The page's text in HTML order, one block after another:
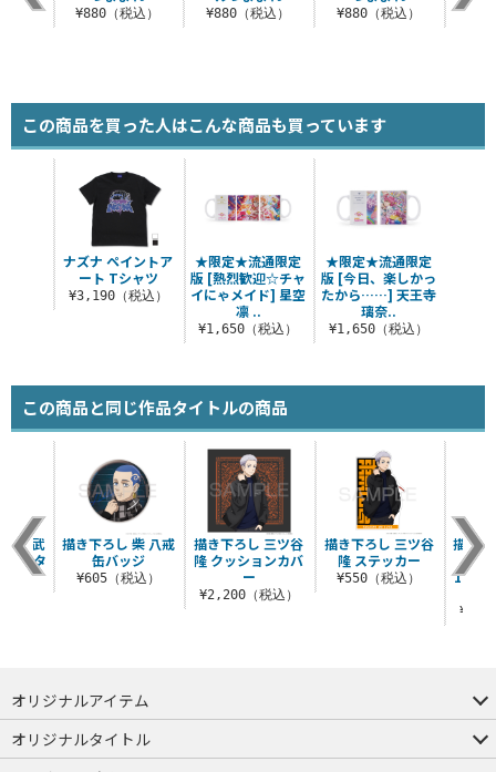
¥880（税込） ¥880（税込）
¥880（税込）
この商品を買った人はこんな商品も買っています
★限定★流通限定
版 [熱烈歓迎☆チャ
イにゃメイド] 星空
凛 ..
¥1,650（税込）
★限定★流通限定
版 [今日、楽しかっ
たから……] 天王寺
璃奈..
¥1,650（税込）
ナズナ ペイントア
ート Tシャツ
¥3,190（税込）
この商品と同じ作品タイトルの商品
描き下ろし 三ツ谷
隆 クッションカバ
ー
¥2,200（税込）
描き下ろし 三ツ谷
隆 ステッカー
¥550（税込）
描き
道
垣 武
B2タ
描き下ろし 柴 八戒
缶バッジ
¥605（税込）
オリジナルアイテム
つままれ
つかまれ
ピョコッテ
オリジナルタイトル
アイテムヤ
ミスカトニック大學購買部